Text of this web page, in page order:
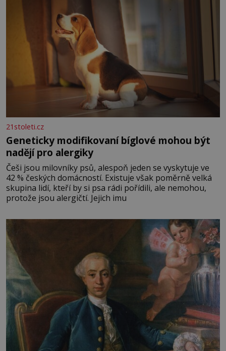
21stoleti.cz
Geneticky modifikovaní bíglové mohou být
nadějí pro alergiky
Češi jsou milovníky psů, alespoň jeden se vyskytuje ve
42 % českých domácností. Existuje však poměrně velká
skupina lidí, kteří by si psa rádi pořídili, ale nemohou,
protože jsou alergičtí. Jejich imu